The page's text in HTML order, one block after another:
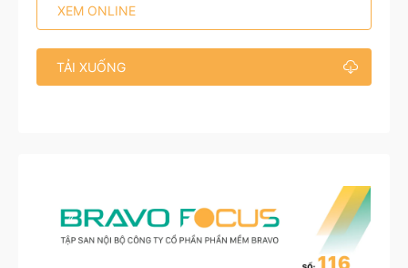
XEM ONLINE
TẢI XUỐNG